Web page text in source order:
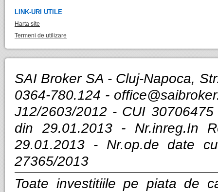
LINK-URI UTILE
Harta site
Termeni de utilizare
SAI Broker SA - Cluj-Napoca,
0364-780.124 -
J12/2603/2012 - CUI
din 29.01.2013 - Nr.inreg.In
29.01.2013 - Nr.op.de date
27365/2013
Toate investitiile pe piata de